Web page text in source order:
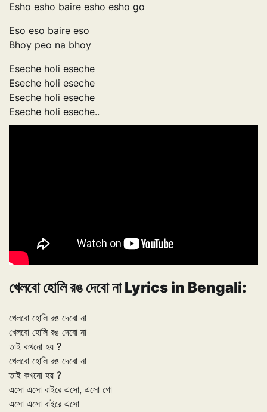
Esho esho baire esho esho go
Eso eso baire eso
Bhoy peo na bhoy
Eseche holi eseche
Eseche holi eseche
Eseche holi eseche
Eseche holi eseche..
খেলবো হোলি রঙ দেবো না Lyrics in Bengali:
খেলবো হোলি রঙ দেবো না
খেলবো হোলি রঙ দেবো না
তাই কখনো হয় ?
খেলবো হোলি রঙ দেবো না
তাই কখনো হয় ?
এসো এসো বাইরে এসো, এসো গো
এসো এসো বাইরে এসো